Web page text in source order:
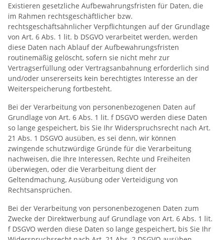
Existieren gesetzliche Aufbewahrungsfristen für Daten, die
im Rahmen rechtsgeschäftlicher bzw.
rechtsgeschäftsähnlicher Verpflichtungen auf der Grundlage
von Art. 6 Abs. 1 lit. b DSGVO verarbeitet werden, werden
diese Daten nach Ablauf der Aufbewahrungsfristen
routinemäßig gelöscht, sofern sie nicht mehr zur
Vertragserfüllung oder Vertragsanbahnung erforderlich sind
und/oder unsererseits kein berechtigtes Interesse an der
Weiterspeicherung fortbesteht.
Bei der Verarbeitung von personenbezogenen Daten auf
Grundlage von Art. 6 Abs. 1 lit. f DSGVO werden diese Daten
so lange gespeichert, bis Sie Ihr Widerspruchsrecht nach Art.
21 Abs. 1 DSGVO ausüben, es sei denn, wir können
zwingende schutzwürdige Gründe für die Verarbeitung
nachweisen, die Ihre Interessen, Rechte und Freiheiten
überwiegen, oder die Verarbeitung dient der
Geltendmachung, Ausübung oder Verteidigung von
Rechtsansprüchen.
Bei der Verarbeitung von personenbezogenen Daten zum
Zwecke der Direktwerbung auf Grundlage von Art. 6 Abs. 1 lit.
f DSGVO werden diese Daten so lange gespeichert, bis Sie Ihr